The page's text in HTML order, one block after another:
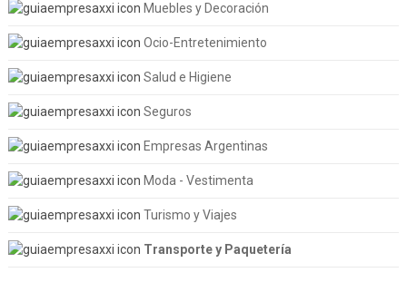
Muebles y Decoración
Ocio-Entretenimiento
Salud e Higiene
Seguros
Empresas Argentinas
Moda - Vestimenta
Turismo y Viajes
Transporte y Paquetería